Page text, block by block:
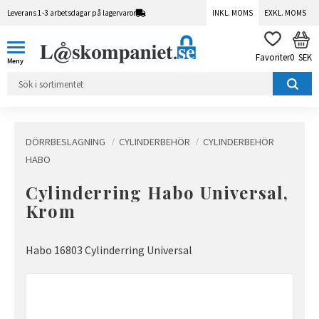
Leverans 1-3 arbetsdagar på lagervaror INKL. MOMS EXKL. MOMS
FAVORITER
0 SEK
DÖRRBESLAGNING CYLINDERBEHÖR
CYLINDERBEHÖR
HABO
Cylinderring Habo Universal,
Krom
Habo 16803 Cylinderring Universal